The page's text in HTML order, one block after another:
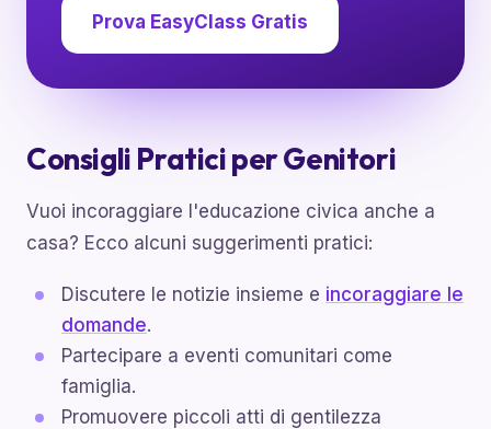
Prova EasyClass Gratis
Consigli Pratici per Genitori
Vuoi incoraggiare l'educazione civica anche a
casa? Ecco alcuni suggerimenti pratici:
Discutere le notizie insieme e incoraggiare le
domande.
Partecipare a eventi comunitari come
famiglia.
Promuovere piccoli atti di gentilezza